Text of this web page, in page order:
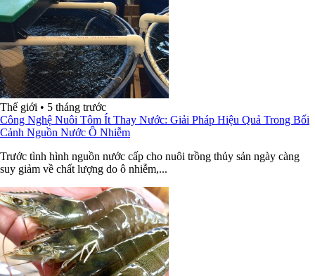
Thế giới • 5 tháng trước
Công Nghệ Nuôi Tôm Ít Thay Nước: Giải Pháp Hiệu Quả Trong Bối
Cảnh Nguồn Nước Ô Nhiễm
Trước tình hình nguồn nước cấp cho nuôi trồng thủy sản ngày càng
suy giảm về chất lượng do ô nhiễm,...